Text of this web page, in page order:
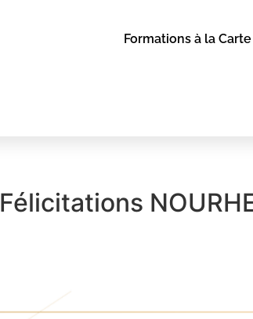
Formations à la Carte
Félicitations